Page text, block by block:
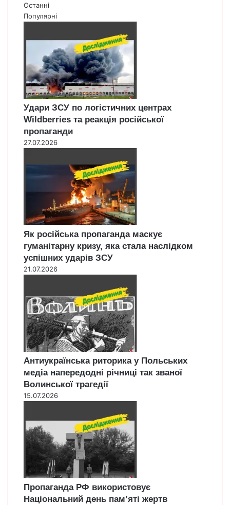
Останні
Популярні
Удари ЗСУ по логістичних центрах
Wildberries та реакція російської
пропаганди
27.07.2026
Як російська пропаганда маскує
гуманітарну кризу, яка стала наслідком
успішних ударів ЗСУ
21.07.2026
Антиукраїнська риторика у Польських
медіа напередодні річниці так званої
Волинської трагедії
15.07.2026
Пропаганда РФ використовує
Національний день пам’яті жертв